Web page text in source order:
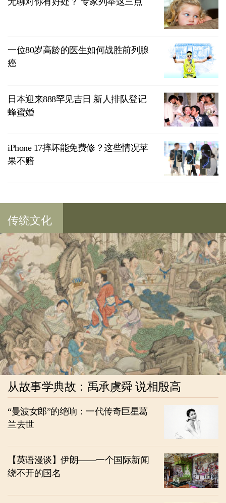
一位80岁高龄的医生如何战胜前列腺
癌
日本迎来888罕见吉日 新人排队登记
蜂蜜婚
iPhone 17摔坏能免费修？这些情况苹
果不赔
传统文化
从故事学典故：禹承虞舜 说相殷高
“曼波女郎”的绝响：一代传奇巨星葛
兰去世
【英语漫谈】伊朗——一个国际新闻
绕不开的国名